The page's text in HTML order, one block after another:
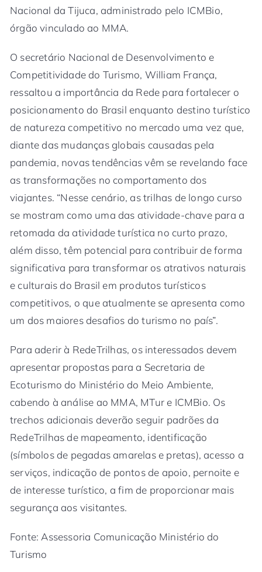
Nacional da Tijuca, administrado pelo ICMBio,
órgão vinculado ao MMA.
O secretário Nacional de Desenvolvimento e
Competitividade do Turismo, William França,
ressaltou a importância da Rede para fortalecer o
posicionamento do Brasil enquanto destino turístico
de natureza competitivo no mercado uma vez que,
diante das mudanças globais causadas pela
pandemia, novas tendências vêm se revelando face
as transformações no comportamento dos
viajantes. “Nesse cenário, as trilhas de longo curso
se mostram como uma das atividade-chave para a
retomada da atividade turística no curto prazo,
além disso, têm potencial para contribuir de forma
significativa para transformar os atrativos naturais
e culturais do Brasil em produtos turísticos
competitivos, o que atualmente se apresenta como
um dos maiores desafios do turismo no país”.
Para aderir à RedeTrilhas, os interessados devem
apresentar propostas para a Secretaria de
Ecoturismo do Ministério do Meio Ambiente,
cabendo à análise ao MMA, MTur e ICMBio. Os
trechos adicionais deverão seguir padrões da
RedeTrilhas de mapeamento, identificação
(símbolos de pegadas amarelas e pretas), acesso a
serviços, indicação de pontos de apoio, pernoite e
de interesse turístico, a fim de proporcionar mais
segurança aos visitantes.
Fonte: Assessoria Comunicação Ministério do
Turismo